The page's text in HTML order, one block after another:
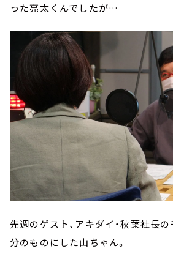
った亮太くんでしたが…
先週のゲスト、アキダイ・秋葉社長
分のものにした山ちゃん。